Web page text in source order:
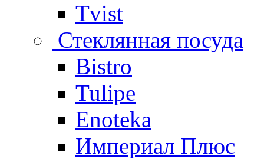
Tvist
Стеклянная посуда
Bistro
Tulipe
Enoteka
Империал Плюс